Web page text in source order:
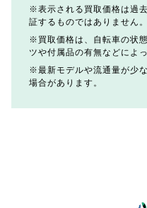
表示される買取価格は過
証するものではありません。
買取価格は、自転車の状
ツや付属品の有無などによ
最新モデルや流通量が少
場合があります。